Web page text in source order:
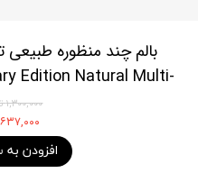
بالم چند منظوره طبیعی
Edition Natural Multi-
Balm
۱,۳۰۰,۰۰۰ تومان
۶۳۷,۰۰۰ تومان
افزودن